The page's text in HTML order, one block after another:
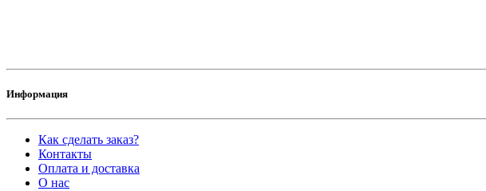
Информация
Как сделать заказ?
Контакты
Оплата и доставка
O нас